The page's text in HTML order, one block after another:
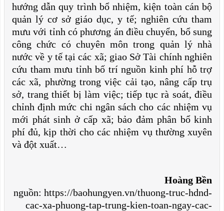
hướng dẫn quy trình bổ nhiệm, kiện toàn cán bộ
quản lý cơ sở giáo dục, y tế; nghiên cứu tham
mưu với tỉnh có phương án điều chuyển, bổ sung
công chức có chuyên môn trong quản lý nhà
nước về y tế tại các xã; giao Sở Tài chính nghiên
cứu tham mưu tỉnh bố trí nguồn kinh phí hỗ trợ
các xã, phường trong việc cải tạo, nâng cấp trụ
sở, trang thiết bị làm việc; tiếp tục rà soát, điều
chỉnh định mức chi ngân sách cho các nhiệm vụ
mới phát sinh ở cấp xã; bảo đảm phân bổ kinh
phí đủ, kịp thời cho các nhiệm vụ thường xuyên
và đột xuất…
Hoàng Bền
nguồn: https://baohungyen.vn/thuong-truc-hdnd-
cac-xa-phuong-tap-trung-kien-toan-ngay-cac-